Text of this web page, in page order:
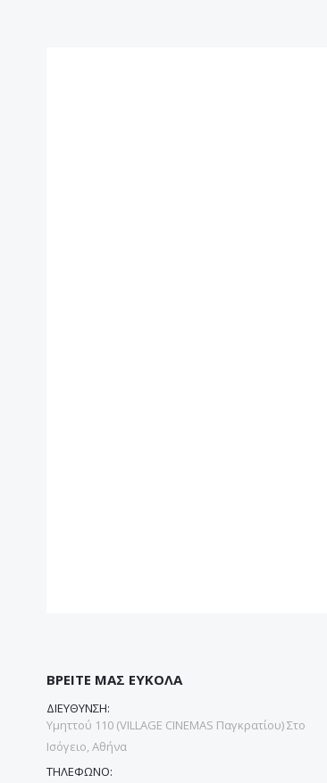
ΒΡΕΙΤΕ ΜΑΣ ΕΥΚΟΛΑ
ΔΙΕΥΘΥΝΣΗ:
Υμηττού 110 (VILLAGE CINEMAS Παγκρατίου) Στο
Ισόγειο, Αθήνα
ΤΗΛΕΦΩΝΟ: